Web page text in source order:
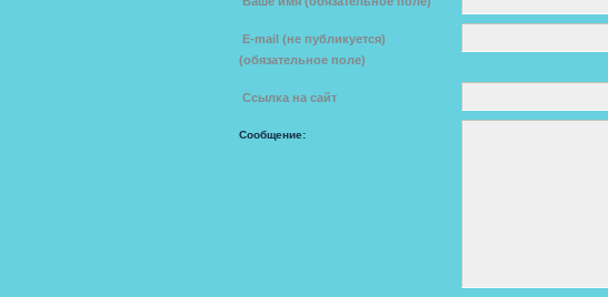
E-mail (не публикуется)
(обязательное поле)
Ссылка на сайт
Сообщение: